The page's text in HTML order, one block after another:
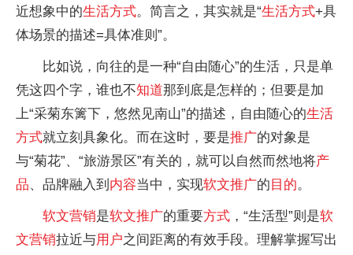
近想象中的生活方式。简言之，其实就是“生活方式+具
体场景的描述=具体准则”。
比如说，向往的是一种“自由随心”的生活，只是单
凭这四个字，谁也不知道那到底是怎样的；但要是加
上“采菊东篱下，悠然见南山”的描述，自由随心的生活
方式就立刻具象化。而在这时，要是推广的对象是
与“菊花”、“旅游景区”有关的，就可以自然而然地将产
品、品牌融入到 内容当中，实现软文推广的目的。
软文营销是软文推广的重要方式 ，“生活型”则是软
文营销拉近与用户之间距离的有效手段。理解掌握写出